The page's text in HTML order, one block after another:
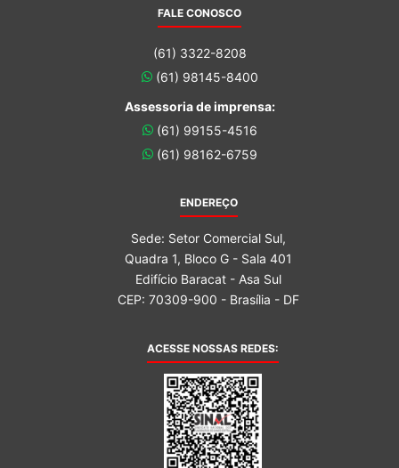
FALE CONOSCO
(61) 3322-8208
(61) 98145-8400
Assessoria de imprensa:
(61) 99155-4516
(61) 98162-6759
ENDEREÇO
Sede: Setor Comercial Sul,
Quadra 1, Bloco G - Sala 401
Edifício Baracat - Asa Sul
CEP: 70309-900 - Brasília - DF
ACESSE NOSSAS REDES: